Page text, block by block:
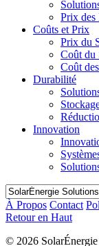
Prix des
Coûts et Prix
Prix du
Coût du
Coût
Durabilité
Innovation
À Propos Contact
Retour en Haut
© 2026